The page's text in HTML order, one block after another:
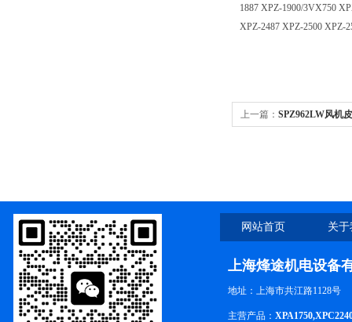
1887 XPZ-1900/3VX750
XPZ-2487 XPZ-2500 XPZ-
上一篇： SPZ962LW风机
网站首页 关
上海烽途机电设备
地址：上海市共江路1128号
主营产品：